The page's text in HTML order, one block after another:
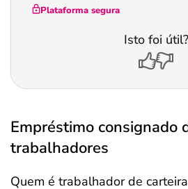
Plataforma segura
Isto foi útil?
Empréstimo consignado
trabalhadores
Quem é trabalhador de